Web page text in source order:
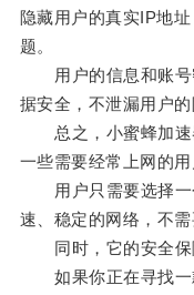
隐藏用户的真实IP地
题。
用户的信息和账号
据安全，不泄漏用户的
总之，小蜜蜂加速
一些需要经常上网的用
用户只需要选择一
速、稳定的网络，不
同时，它的安全保
如果你正在寻找一